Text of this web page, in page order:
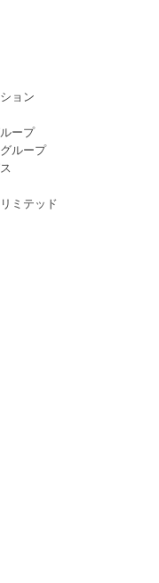
ョン
ープ
ループ
ミテッド